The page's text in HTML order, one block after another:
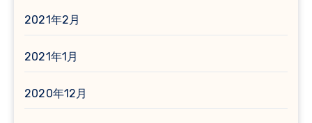
2021年2月
2021年1月
2020年12月